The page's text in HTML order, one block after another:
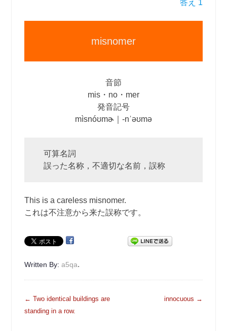
答え 1
misnomer
音節
mis・no・mer
発音記号
mìsnóʊmɚ｜‐nˈəʊmə
可算名詞
誤った名称，不適切な名前，誤称
This is a careless misnomer.
これは不注意から来た誤称です。
Written By:a5qa.
投
稿
← Two identical buildings are
standing in a row.
innocuous →